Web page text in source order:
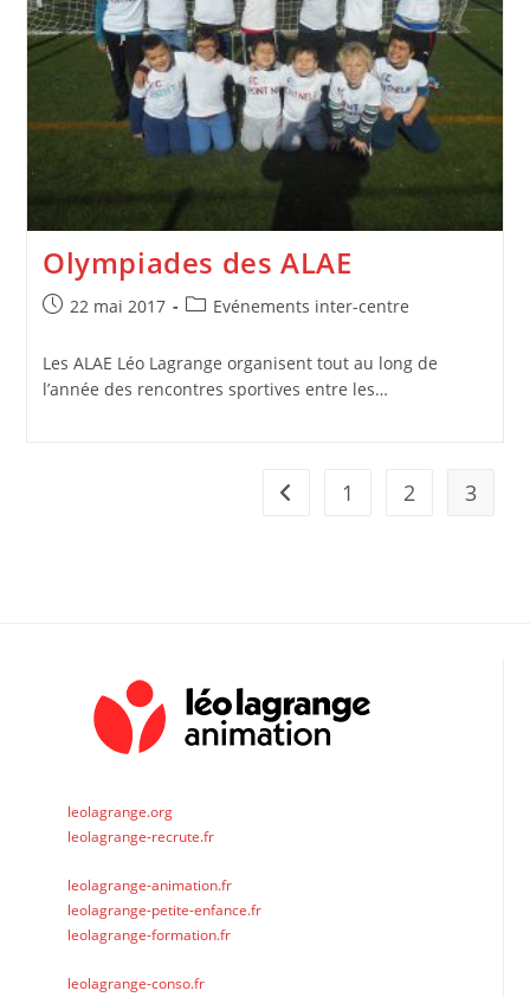
Olympiades des ALAE
Publication
22 mai 2017
PostEvénements inter-centre
Les ALAE Léo Lagrange organisent tout au long de
l’année des rencontres sportives entre les…
Go to the previous page
1 2 3
leolagrange.org
leolagrange-recrute.fr
leolagrange-animation.fr
leolagrange-petite-enfance.fr
leolagrange-formation.fr
leolagrange-conso.fr